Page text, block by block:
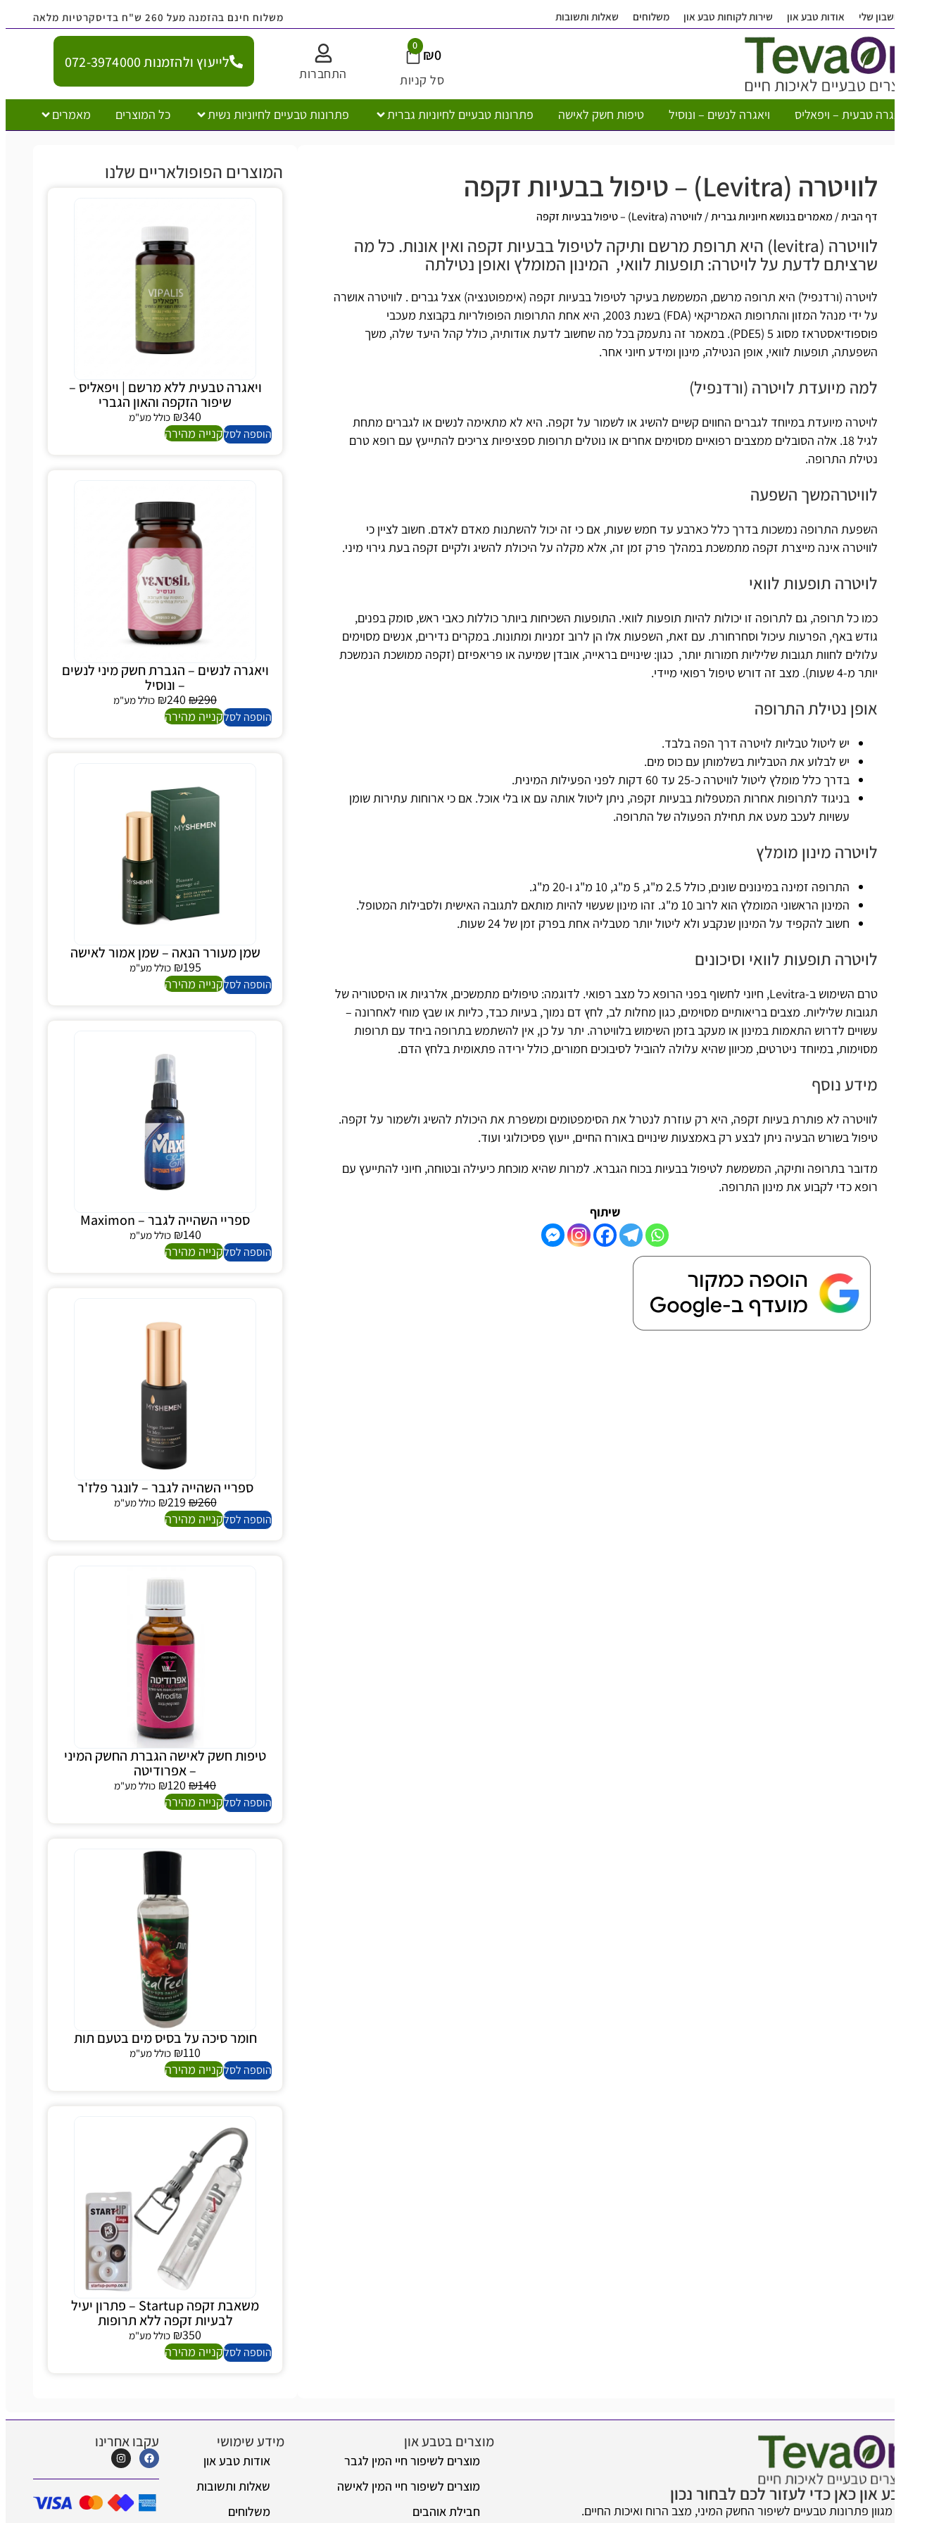
אודות טבע און שירות לקוחות טבע און משלוחים שאלות ותשובות משלוח חינם בהזמנה מעל 260 ש"ח בדיסקרטיות מלאה
לייעוץ ולהזמנות 072-3974000
טבעית – ויפאליס ויאגרה לנשים – ונוסיל טיפות חשק לאישה פתרונות טבעיים לחיוניות גברית פתרונות טבעיים לחיוניות נשית כל המוצרים מאמרים
לוויטרה (Levitra) – טיפול בבעיות זקפה
מאמרים בנושא חיוניות גברית/לוויטרה (Levitra) – טיפול בבעיות זקפה
לוויטרה (levitra) היא תרופת מרשם ותיקה לטיפול בבעיות זקפה ואין אונות. כל מה
שרציתם לדעת על לויטרה: תופעות לוואי, המינון המומלץ ואופן נטילתה
לויטרה (ורדנפיל) היא תרופה מרשם, המשמשת בעיקר לטיפול בבעיות זקפה (אימפוטנציה) אצל גברים . לוויטרה אושרה
על ידי מנהל המזון והתרופות האמריקאי (FDA) בשנת 2003, היא אחת התרופות הפופולריות בקבוצת מעכבי
פוספודיאסטראז מסוג 5 (PDE5). במאמר זה נתעמק בכל מה שחשוב לדעת אודותיה, כולל קהל היעד שלה, משך
השפעתה, תופעות לוואי, אופן הנטילה, מינון ומידע חיוני אחר.
למה מיועדת לויטרה (ורדנפיל)
לויטרה מיועדת במיוחד לגברים החווים קשיים להשיג או לשמור על זקפה. היא לא מתאימה לנשים או לגברים מתחת
לגיל 18. אלה הסובלים ממצבים רפואיים מסוימים אחרים או נוטלים תרופות ספציפיות צריכים להתייעץ עם רופא טרם
נטילת התרופה.
לוויטרהמשך השפעה
השפעת התרופה נמשכות בדרך כלל כארבע עד חמש שעות, אם כי זה יכול להשתנות מאדם לאדם. חשוב לציין כי
לוויטרה אינה מייצרת זקפה מתמשכת במהלך פרק זמן זה, אלא מקלה על היכולת להשיג ולקיים זקפה בעת גירוי מיני.
לויטרה תופעות לוואי
כמו כל תרופה, גם לתרופה זו יכולות להיות תופעות לוואי. התופעות השכיחות ביותר כוללות כאבי ראש, סומק בפנים,
גודש באף, הפרעות עיכול וסחרחורת. עם זאת, השפעות אלו הן לרוב זמניות ומתונות. במקרים נדירים, אנשים מסוימים
עלולים לחוות תגובות שליליות חמורות יותר, כגון: שינויים בראייה, אובדן שמיעה או פריאפיזם (זקפה ממושכת הנמשכת
אופן נטילת התרופה
יש ליטול טבליות לויטרה דרך הפה בלבד.
יש לבלוע את הטבליות בשלמותן עם כוס מים.
בדרך כלל מומלץ ליטול לוויטרה כ-25 עד 60 דקות לפני הפעילות המינית.
בניגוד לתרופות אחרות המטפלות בבעיות זקפה, ניתן ליטול אותה עם או בלי אוכל. אם כי ארוחות עתירות שומן
עשויות לעכב מעט את תחילת הפעולה של התרופה.
לויטרה מינון מומלץ
התרופה זמינה במינונים שונים, כולל 2.5 מ"ג, 5 מ"ג, 10 מ"ג ו-20 מ"ג.
המינון הראשוני המומלץ הוא לרוב 10 מ"ג. זהו מינון שעשוי להיות מותאם לתגובה האישית ולסבילות המטופל.
חשוב להקפיד על המינון שנקבע ולא ליטול יותר מטבליה אחת בפרק זמן של 24 שעות.
לויטרה תופעות לוואי וסיכונים
טרם השימוש ב-Levitra, חיוני לחשוף בפני הרופא כל מצב רפואי. לדוגמה: טיפולים מתמשכים, אלרגיות או היסטוריה של
תגובות שליליות. מצבים בריאותיים מסוימים, כגון מחלות לב, לחץ דם נמוך, בעיות כבד, כליות או שבץ מוחי לאחרונה –
עשויים לדרוש התאמות במינון או מעקב בזמן השימוש בלוויטרה. יתר על כן, אין להשתמש בתרופה ביחד עם תרופות
מסוימות, במיוחד ניטרטים, מכיוון שהיא עלולה להוביל לסיבוכים חמורים, כולל ירידה פתאומית בלחץ הדם.
מידע נוסף
לוויטרה לא פותרת בעיות זקפה, היא רק עוזרת לנטרל את הסימפטומים ומשפרת את היכולת להשיג ולשמור על זקפה.
טיפול בשורש הבעיה ניתן לבצע רק באמצעות שינויים באורח החיים, ייעוץ פסיכולוגי ועוד.
מדובר בתרופה ותיקה, המשמשת לטיפול בבעיות בכוח הגברא. למרות שהיא מוכחת כיעילה ובטוחה, חיוני להתייעץ עם
רופא כדי לקבוע את מינון התרופה.
המוצרים הפופולאריים שלנו
ויאגרה טבעית ללא מרשם | ויפאליס –
שיפור הזקפה והאון הגברי
כולל מע"מ
קנייה מהירה
ויאגרה לנשים – הגברת חשק מיני לנשים
₪ כולל מע"מ
קנייה מהירה
שמן מעורר הנאה – שמן אמור לאישה
כולל מע"מ
קנייה מהירה
ספריי השהייה לגבר – Maximon
כולל מע"מ
קנייה מהירה
ספריי השהייה לגבר – לונגר פלז'ר
₪ כולל מע"מ
קנייה מהירה
טיפות חשק לאישה הגברת החשק המיני
– אפרודיטה
₪ כולל מע"מ
קנייה מהירה
חומר סיכה על בסיס מים בטעם תות
כולל מע"מ
קנייה מהירה
משאבת זקפה Startup – פתרון יעיל
לבעיות זקפה ללא תרופות
כולל מע"מ
קנייה מהירה
און כאן כדי לעזור לכם לבחור נכון
פתרונות טבעיים לשיפור החשק המיני, מצב הרוח ואיכות החיים.
מוצרים בטבע און
מוצרים לשיפור חיי המין לגבר
מוצרים לשיפור חיי המין לאישה
חבילת אוהבים
מידע שימושי
אודות טבע און
שאלות ותשובות
עקבו אחרינו